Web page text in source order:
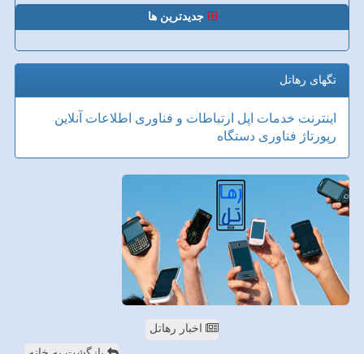
جدیدترین ها
تگهای رهاتل
اینترنت خدمات اپل ارتباطات و فناوری اطلاعات آنلاین
رپورتاژ فناوری دستگاه
اخبار رهاتل